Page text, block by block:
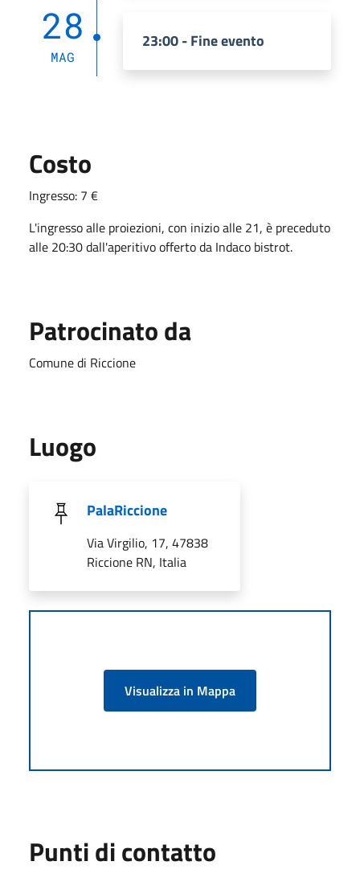
28
MAG
23:00 - Fine evento
Costo
Ingresso: 7 €
L'ingresso alle proiezioni, con inizio alle 21, è preceduto
alle 20:30 dall'aperitivo offerto da Indaco bistrot.
Patrocinato da
Comune di Riccione
Luogo
PalaRiccione
Via Virgilio, 17, 47838
Riccione RN, Italia
Visualizza in Mappa
Punti di contatto